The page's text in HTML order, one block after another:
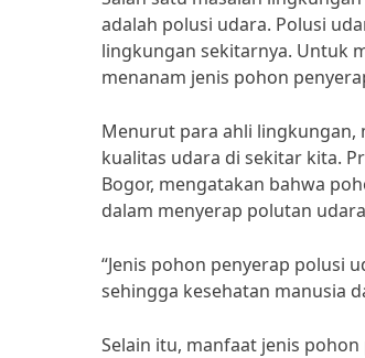
adalah polusi udara. Polusi
lingkungan sekitarnya. Untuk
menanam jenis pohon
Menurut para ahli lingkungan,
kualitas udara di sekitar kita.
Bogor, mengatakan bahwa
dalam menyerap polutan
“Jenis pohon penyerap polusi
sehingga kesehatan manusia
Selain itu, manfaat jenis